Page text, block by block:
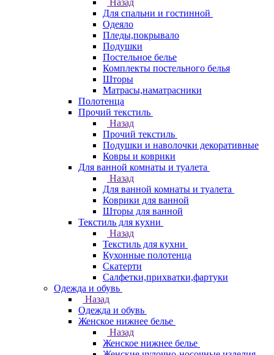
Назад
Для спальни и гостинной
Одеяло
Пледы,покрывало
Подушки
Постельное белье
Комплекты постельного белья
Шторы
Матрасы,наматрасники
Полотенца
Прочий текстиль
Назад
Прочий текстиль
Подушки и наволочки декоративные
Ковры и коврики
Для ванной комнаты и туалета
Назад
Для ванной комнаты и туалета
Коврики для ванной
Шторы для ванной
Текстиль для кухни
Назад
Текстиль для кухни
Кухонные полотенца
Скатерти
Салфетки,прихватки,фартуки
Одежда и обувь
Назад
Одежда и обувь
Женское нижнее белье
Назад
Женское нижнее белье